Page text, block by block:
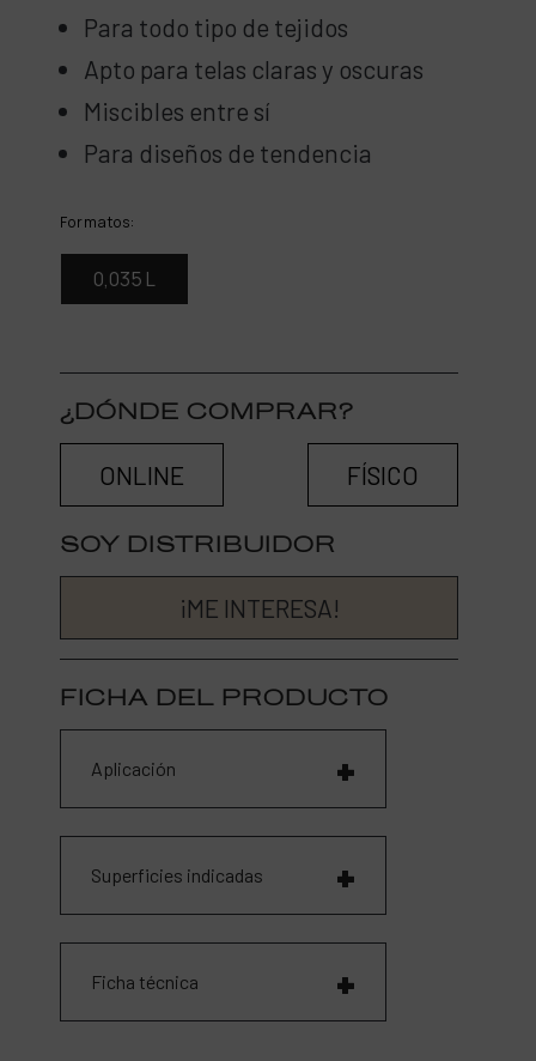
Para todo tipo de tejidos
Apto para telas claras y oscuras
Miscibles entre sí
Para diseños de tendencia
Formatos:
0,035 L
¿DÓNDE COMPRAR?
ONLINE FÍSICO
SOY DISTRIBUIDOR
¡ME INTERESA!
FICHA DEL PRODUCTO
Aplicación
Superficies indicadas
Ficha técnica